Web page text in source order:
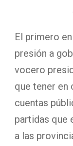
El primero
presión a
vocero
que tener en
cuentas
partidas que
a las